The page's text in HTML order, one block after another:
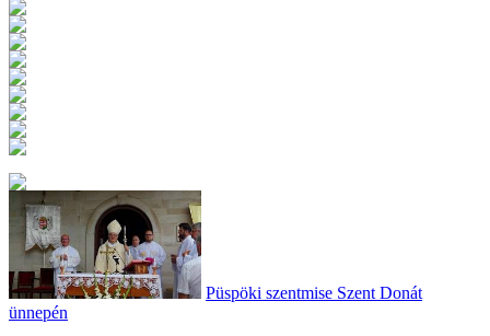
Püspöki szentmise Szent Donát
ünnepén